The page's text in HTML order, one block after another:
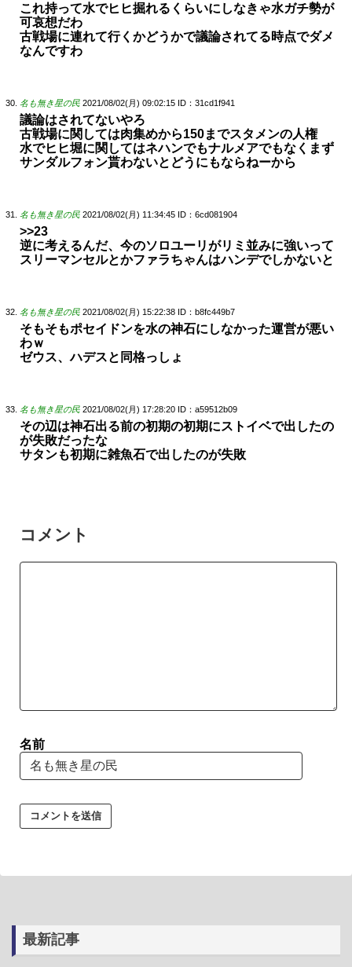
これ持って水でヒヒ掘れるくらいにしなきゃ水ガチ勢が
可哀想だわ
古戦場に連れて行くかどうかで議論されてる時点でダメ
なんですわ
名も無き星の民 2021/08/02(月) 09:02:15 ID：31cd1f941
議論はされてないやろ
古戦場に関しては肉集めから150までスタメンの人権
水でヒヒ堀に関してはネハンでもナルメアでもなくまず
サンダルフォン貰わないとどうにもならねーから
名も無き星の民 2021/08/02(月) 11:34:45 ID：6cd081904
>>23
逆に考えるんだ、今のソロユーリがリミ並みに強いって
スリーマンセルとかファラちゃんはハンデでしかないと
名も無き星の民 2021/08/02(月) 15:22:38 ID：b8fc449b7
そもそもポセイドンを水の神石にしなかった運営が悪い
わｗ
ゼウス、ハデスと同格っしょ
名も無き星の民 2021/08/02(月) 17:28:20 ID：a59512b09
その辺は神石出る前の初期の初期にストイベで出したの
が失敗だったな
サタンも初期に雑魚石で出したのが失敗
コメント
名前
最新記事